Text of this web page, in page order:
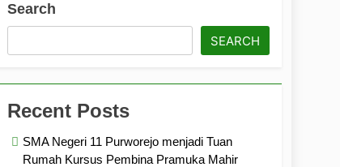
Search
SEARCH
Recent Posts
SMA Negeri 11 Purworejo menjadi Tuan
Rumah Kursus Pembina Pramuka Mahir